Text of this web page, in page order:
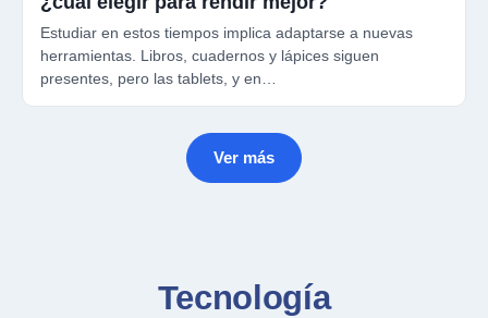
Estudiar en estos tiempos implica adaptarse a nuevas
herramientas. Libros, cuadernos y lápices siguen
presentes, pero las tablets, y en…
Ver más
Tecnología